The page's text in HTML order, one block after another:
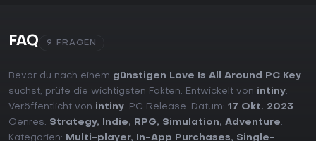
FAQ 9 FRAGEN
Bevor du nach einem günstigen Love Is All Around PC Key
suchst, prüfe die wichtigsten Fakten. Entwickelt von intiny.
Veröffentlicht von intiny. PC Release-Datum: 17 Okt. 2023.
Genres: Strategy, Indie, RPG, Simulation, Adventure.
Kategorien:
Multi-player, In-App Purchases, Single-